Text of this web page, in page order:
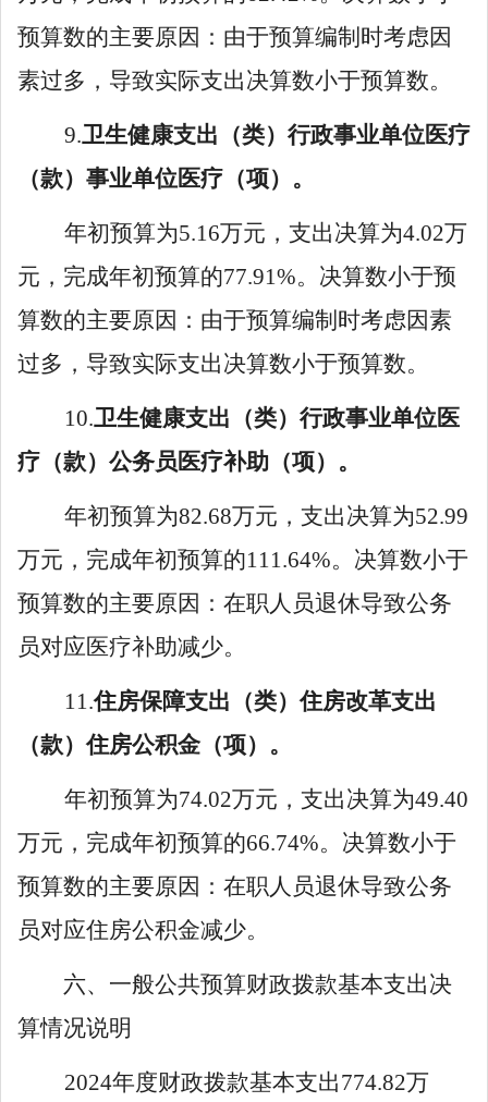
预算数的主要原因： 由于预算编制时考虑因
素过多，导致实际支出决算数小于预算数。
9.卫生健康支出 （类） 行政事业单位医疗
（款） 事业单位医疗 （项）。
年初预算为5.16万元，支出决算为4.02万
元，完成年初预算的77.91%。 决算数小于预
算数的主要原因 ： 由于预算编制时考虑因素
过多，导致实际支出决算数小于预算数。
10.卫生健康支出 （类） 行政事业单位医
疗 （款） 公务员医疗补助 （项）。
年初预算为82.68万元，支出决算为52.99
万元，完成年初预算的111 .64%。决算数小于
预算数的主要原因： 在职人员退休导致公务
员对应医疗补助减少。
1 1 .住房保障支出 （类）住房改革支出
（款）住房公积金 （项）。
年初预算为74.02万元，支出决算为49.40
万元，完成年初预算的66.74%。决算数小于
预算数的主要原因： 在职人员退休导致公务
员对应住房公积金减少。
六、一般公共预算财政拨款基本支出决
算情况说明
2024年度财政拨款基本支出774.82万